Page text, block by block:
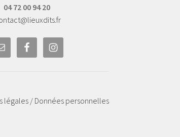
04 72 00 94 20
légales / Données personnelles